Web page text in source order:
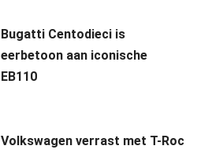
Bugatti Centodieci is
eerbetoon aan iconische
EB110
Volkswagen verrast met T-Roc